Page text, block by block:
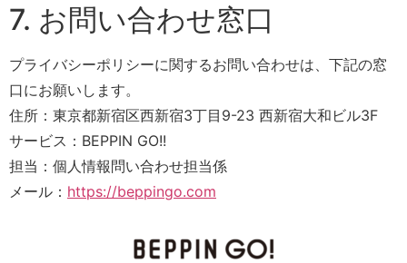
7. お問い合わせ窓口
プライバシーポリシーに関するお問い合わせは、下記の窓
口にお願いします。
住所：東京都新宿区西新宿3丁目9-23 西新宿大和ビル3F
サービス：BEPPIN GO!!
担当：個人情報問い合わせ担当係
メール： https://beppingo.com